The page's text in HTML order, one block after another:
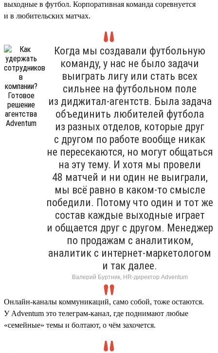
выходные в футбол. Корпоративная команда соревнуется
и в любительских матчах.
Когда мы создавали футбольную
команду, у нас не было задачи
выиграть лигу или стать всех
сильнее на футбольном поле
из диджитал-агентств. Была задача
объединить любителей футбола
из разных отделов, которые друг
с другом по работе вообще никак
не пересекаются, но могут общаться
на эту тему. И хотя мы провели
48 матчей и ни один не выиграли,
мы всё равно в каком-то смысле
победили. Потому что один и тот же
состав каждые выходные играет
и общается друг с другом. Менеджер
по продажам с аналитиком,
аналитик с интернет-маркетологом
и так далее.
Валерий Буртник, HR-директор Adventum
Онлайн-каналы коммуникаций, само собой, тоже остаются.
У Adventum это телеграм-канал, где поднимают любые
«семейные» темы и болтают, о чём захочется.